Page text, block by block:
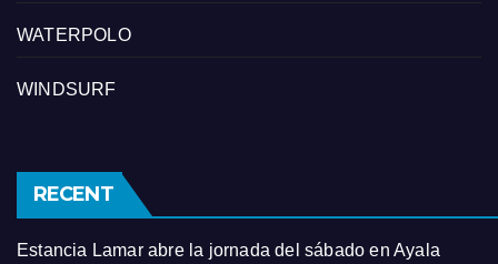
WATERPOLO
WINDSURF
RECENT
Estancia Lamar abre la jornada del sábado en Ayala